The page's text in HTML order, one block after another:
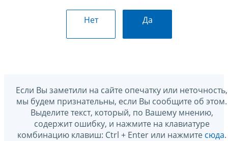
Нет Да
Если Вы заметили на сайте опечатку или неточность,
мы будем признательны, если Вы сообщите об этом.
Выделите текст, который, по Вашему мнению,
содержит ошибку, и нажмите на клавиатуре
комбинацию клавиш: Ctrl + Enter или нажмите сюда.